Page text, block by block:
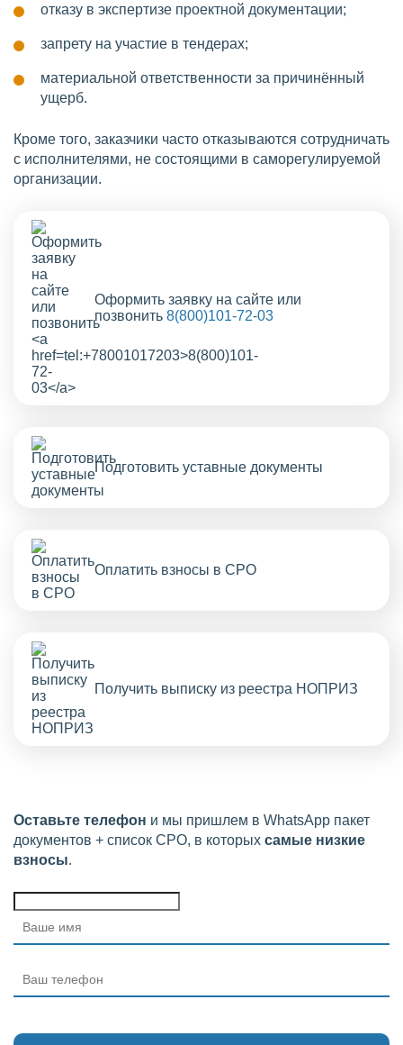
отказу в экспертизе проектной документации;
запрету на участие в тендерах;
материальной ответственности за причинённый
ущерб.
Кроме того, заказчики часто отказываются сотрудничать
с исполнителями, не состоящими в саморегулируемой
организации.
Оформить заявку на сайте или
позвонить 8(800)101-72-03
Подготовить уставные документы
Оплатить взносы в СРО
Получить выписку из реестра НОПРИЗ
Оставьте телефон и мы пришлем в WhatsApp пакет
документов + список СРО, в которых самые низкие
взносы.